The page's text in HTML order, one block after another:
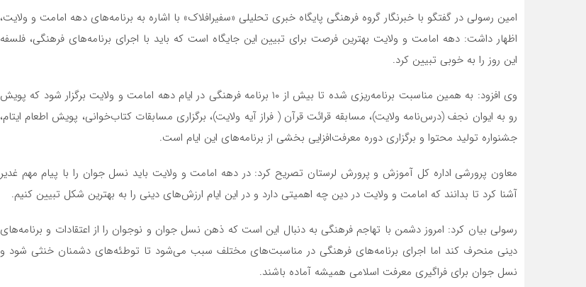
امین رسولی در گفتگو با خبرنگار گروه فرهنگی پایگاه خبری تحلیلی «سفیرافلاک» با اشاره به برنامه‌های دهه امامت و ولایت،
اظهار داشت: دهه امامت و ولایت بهترین فرصت برای تبیین این جایگاه است که باید با اجرای برنامه‌های فرهنگی، فلسفه
این روز را به خوبی تبیین کرد.
وی افزود: به همین مناسبت برنامه‌ریزی شده تا بیش از ۱۰ برنامه فرهنگی در ایام دهه امامت و ولایت برگزار شود که پویش‌
رو به ایوان نجف (درس‌نامه ولایت)، مسابقه قرائت قرآن ( فراز آیه ولایت)، برگزاری مسابقات کتاب‌خوانی، پویش اطعام ایتام،
جشنواره تولید محتوا و برگزاری دوره معرفت‌افزایی بخشی از برنامه‌های این ایام است.
معاون پرورشی اداره‌ کل آموزش و پرورش لرستان تصریح کرد: در دهه امامت و ولایت باید نسل جوان را با پیام مهم غدیر
آشنا کرد تا بدانند که امامت و ولایت در دین چه اهمیتی دارد و در این ایام ارزش‌های دینی را به بهترین شکل تبیین کنیم.
رسولی بیان کرد: امروز دشمن با تهاجم فرهنگی به دنبال این است که ذهن نسل جوان و نوجوان را از اعتقادات و برنامه‌های
دینی منحرف کند اما اجرای برنامه‌های فرهنگی در مناسبت‌های مختلف سبب می‌شود تا توطئه‌های دشمنان خنثی شود و
نسل جوان برای فراگیری معرفت اسلامی همیشه آماده باشند.